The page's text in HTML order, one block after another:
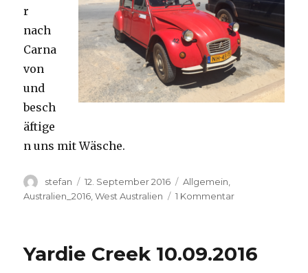
r
nach
Carna
von
und
besch
äftige
n uns mit Wäsche.
Autor
stefan
Veröffentlicht
am
12. September 2016 Kategorien
Allgemein
Australien_2016 ,West Australien 1 Kommentarzu
Yardie Creek 10.09.2016